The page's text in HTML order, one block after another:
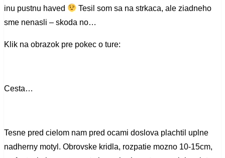
inu pustnu haved
Tesil som sa na strkaca, ale ziadneho
sme nenasli – skoda no…
Klik na obrazok pre pokec o ture:
Cesta…
Tesne pred cielom nam pred ocami doslova plachtil uplne
nadherny motyl. Obrovske kridla, rozpatie mozno 10-15cm,